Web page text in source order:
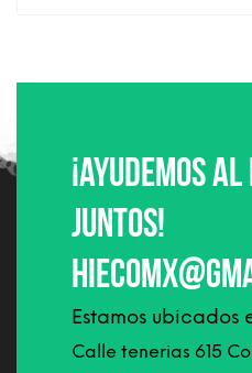
¡Ayudemos
juntos!
Estamos ubicados
Calle tenerias 615